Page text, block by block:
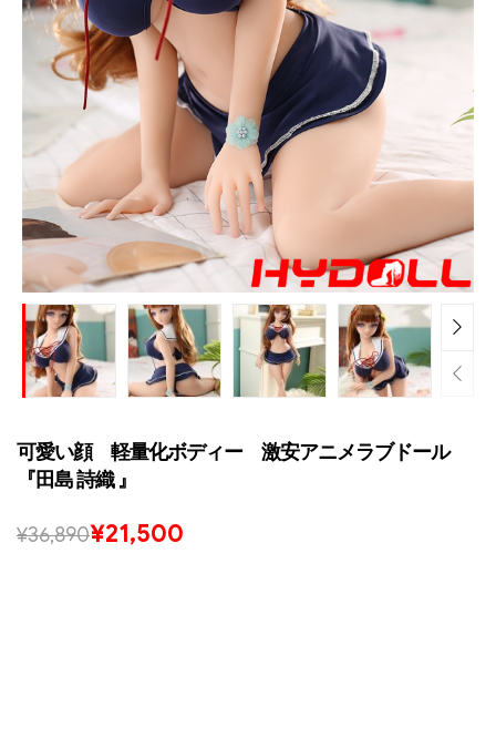
可愛い顔 軽量化ボディー 激安アニメラブドール
『田島 詩織 』
¥36,890¥21,500